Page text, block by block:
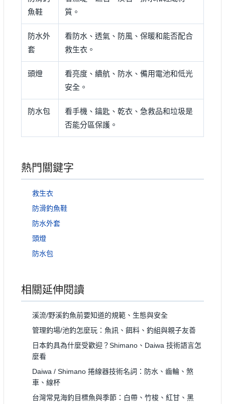
魚鞋
質。
防水外
套
看防水、透氣、防風、保暖和能否配合
救生衣。
頭燈
看亮度、續航、防水、備用電池和低光
安全。
防水包
看手機、鑰匙、乾衣、急救品和垃圾是
否能分區保護。
熱門關鍵字
救生衣
防滑釣魚鞋
防水外套
頭燈
防水包
相關延伸閱讀
溪流/野溪釣魚前要知道的規範、生態與安全
管理釣場/池釣怎麼玩：魚訊、餌料、釣組與親子友善
日本釣具為什麼受歡迎？Shimano、Daiwa 技術語言怎
麼看
Daiwa / Shimano 捲線器技術名詞：防水、齒輪、煞
車、線杯
台灣常見海釣目標魚與季節：白帶、竹梭、紅甘、黑